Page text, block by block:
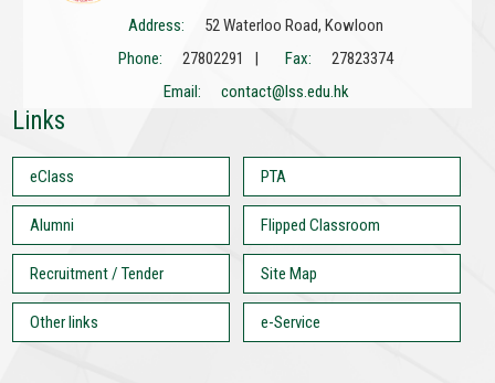
Address:
52 Waterloo Road, Kowloon
Phone:
27802291 | Fax:
27823374
Email:
contact@lss.edu.hk
Links
eClass PTA
Alumni Flipped Classroom
Recruitment / Tender Site Map
Other links e-Service